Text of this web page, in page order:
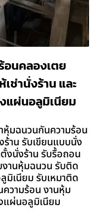
อนคลองเตย
ช่านั่งร้าน และ
แผ่นอลูมิเนียม
มฉนวนกันความร้อน
าน รับเขียนแบบนั่ง
งนั่งร้าน รับรื้อถอน
งานหุ้มฉนวน รับติด
เนียม รับเหมาติด
วามร้อน งานหุ้ม
แผ่นอลูมิเนียม